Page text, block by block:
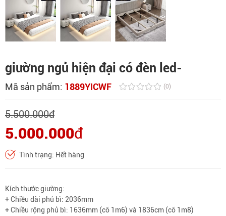
giường ngủ hiện đại có đèn led-
Mã sản phẩm: 1889YICWF (0)
5.500.000đ
5.000.000đ
Tình trạng: Hết hàng
Kích thước giường:
+ Chiều dài phủ bì: 2036mm
+ Chiều rộng phủ bì: 1636mm (cỡ 1m6) và 1836cm (cỡ 1m8)